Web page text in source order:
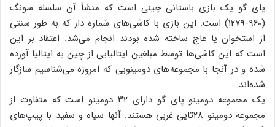
پای گو یک بازی باستانی چینی است که منشأ آن سلسله سونگ
(۹۶۰-۱۲۷۹) است. این بازی با کاشی‌های شماره دار که به طور سنتی
از استخوان یا عاج ساخته شده بودند انجام می‌شد. اعتقاد بر این
است که این کاشی‌ها توسط مبلغین ایتالیایی از چین به ایتالیا آورده
شده‌ و در آنجا با مجموعه‌های دومینویی که امروزه می‌شناسیم سازگار
شده‌اند.
یک مجموعه دومینو پای گو دارای ۳۲ دومینو است که متفاوت از
مجموعه دومینو ۲۸تایی غربی هستند. آنها سیاه و سفید با پیپ‌های